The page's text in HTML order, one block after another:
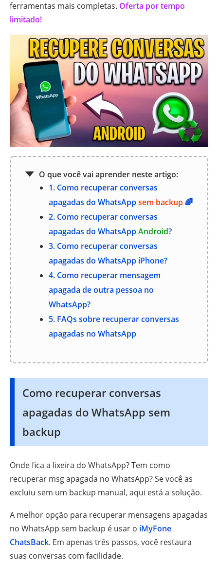
ferramentas mais completas. Oferta por tempo
limitado!
O que você vai aprender neste artigo:
1. Como recuperar conversas
apagadas do WhatsAppsem backup 🌈
2. Como recuperar conversas
apagadas do WhatsAppAndroid?
3. Como recuperar conversas
apagadas do WhatsApp iPhone?
4. Como recuperar mensagem
apagada de outra pessoa no
WhatsApp?
5. FAQs sobre recuperar conversas
apagadas no WhatsApp
Como recuperar conversas
apagadas do WhatsApp sem
backup
Onde fica a lixeira do WhatsApp? Tem como
recuperar msg apagada no WhatsApp? Se você as
excluiu sem um backup manual, aqui está a solução.
A melhor opção para recuperar mensagens apagadas
no WhatsApp sem backup é usar o iMyFone
ChatsBack. Em apenas três passos, você restaura
suas conversas com facilidade.